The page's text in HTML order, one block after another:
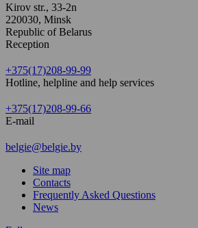
Kirov str., 33-2n
220030, Minsk
Republic of Belarus
Reception
+375(17)208-99-99
Hotline, helpline and help services
+375(17)208-99-66
E-mail
belgie@belgie.by
Site map
Contacts
Frequently Asked Questions
News